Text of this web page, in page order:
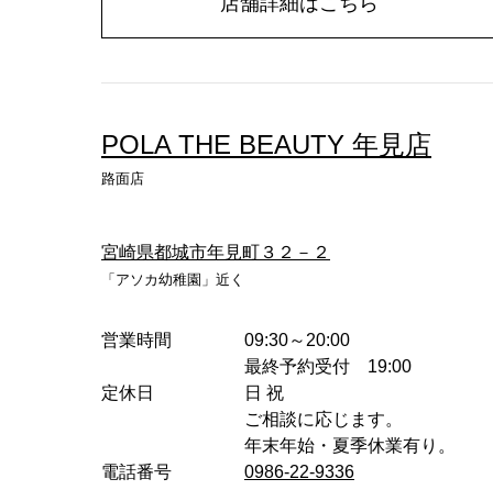
POLA THE BEAUTY 年見店
路面店
宮崎県都城市年見町３２－２
「アソカ幼稚園」近く
営業時間
09:30～20:00
最終予約受付 19:00
定休日
日 祝
ご相談に応じます。
年末年始・夏季休業有り。
電話番号
0986-22-9336